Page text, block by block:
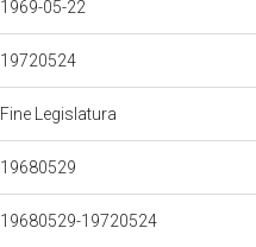
1969-05-22
19720524
Fine Legislatura
19680529
19680529-19720524